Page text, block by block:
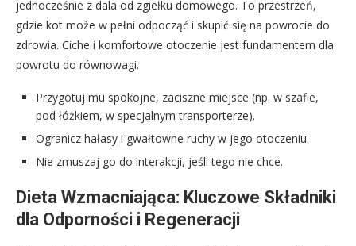
jednocześnie z dala od zgiełku domowego. To przestrzeń,
gdzie kot może w pełni odpocząć i skupić się na powrocie do
zdrowia. Ciche i komfortowe otoczenie jest fundamentem dla
powrotu do równowagi.
Przygotuj mu spokojne, zaciszne miejsce (np. w szafie,
pod łóżkiem, w specjalnym transporterze).
Ogranicz hałasy i gwałtowne ruchy w jego otoczeniu.
Nie zmuszaj go do interakcji, jeśli tego nie chce.
Dieta Wzmacniająca: Kluczowe Składniki
dla Odporności i Regeneracji